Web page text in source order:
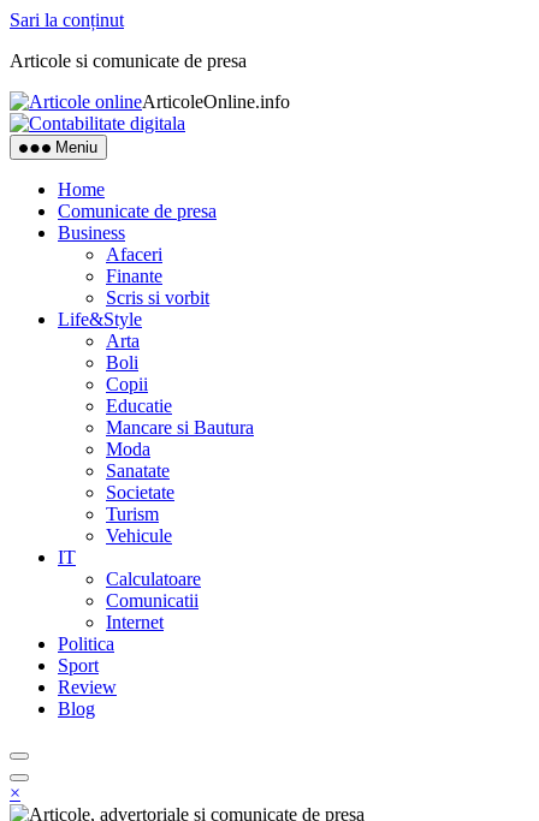
Sari la conținut
Articole si comunicate de presa
ArticoleOnline.info
Meniu
Home
Comunicate de presa
Business
Afaceri
Finante
Scris si vorbit
Life&Style
Arta
Boli
Copii
Educatie
Mancare si Bautura
Moda
Sanatate
Societate
Turism
Vehicule
IT
Calculatoare
Comunicatii
Internet
Politica
Sport
Review
Blog
×